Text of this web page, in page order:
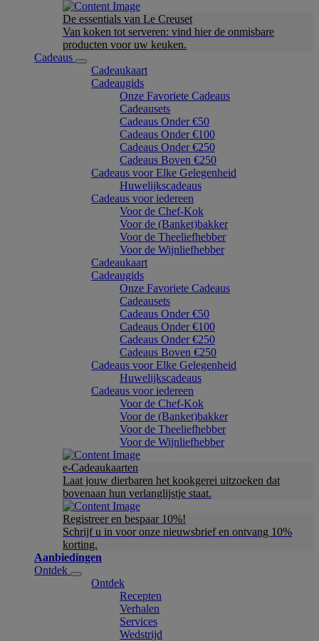
De essentials van Le Creuset
Van koken tot serveren: vind hier de onmisbare
producten voor uw keuken.
Cadeaus
Cadeaukaart
Cadeaugids
Onze Favoriete Cadeaus
Cadeausets
Cadeaus Onder €50
Cadeaus Onder €100
Cadeaus Onder €250
Cadeaus Boven €250
Cadeaus voor Elke Gelegenheid
Huwelijkscadeaus
Cadeaus voor iedereen
Voor de Chef-Kok
Voor de (Banket)bakker
Voor de Theeliefhebber
Voor de Wijnliefhebber
Cadeaukaart
Cadeaugids
Onze Favoriete Cadeaus
Cadeausets
Cadeaus Onder €50
Cadeaus Onder €100
Cadeaus Onder €250
Cadeaus Boven €250
Cadeaus voor Elke Gelegenheid
Huwelijkscadeaus
Cadeaus voor iedereen
Voor de Chef-Kok
Voor de (Banket)bakker
Voor de Theeliefhebber
Voor de Wijnliefhebber
e-Cadeaukaarten
Laat jouw dierbaren het kookgerei uitzoeken dat
bovenaan hun verlanglijstje staat.
Registreer en bespaar 10%!
Schrijf u in voor onze nieuwsbrief en ontvang 10%
korting.
Aanbiedingen
Ontdek
Ontdek
Recepten
Verhalen
Services
Wedstrijd